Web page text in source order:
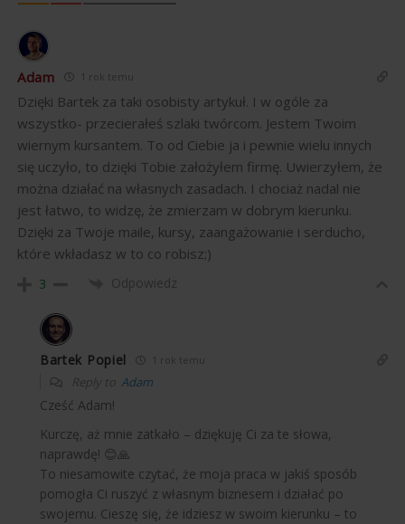
Adam 1 rok temu
Dzięki Bartek za taki osobisty artykuł. I w ogóle za
wszystko- przecierałeś szlaki twórcom. Jestem Twoim
wiernym kursantem. To od Ciebie ja i pewnie wielu innych
się uczyło, to dzięki Tobie założyłem firmę. Uwierzyłem, że
można działać na własnych zasadach. I chociaż nadal nie
jest łatwo, to widzę, że zmierzam w dobrym kierunku.
Dzięki za Twoje maile, kursy, zaangażowanie i serducho,
które wkładasz w to co robisz;)
3 Odpowiedz
Bartek Popiel 1 rok temu
Reply to Adam
Cześć Adam!
Kurczę, aż mnie zatkało – dziękuję Ci za te słowa,
naprawdę! 😊🙏
To niesamowite czytać, że moja praca w jakiś sposób
pomogła Ci ruszyć z własnym biznesem i działać po
swojemu. Cieszę się, że idziesz w swoim kierunku – to